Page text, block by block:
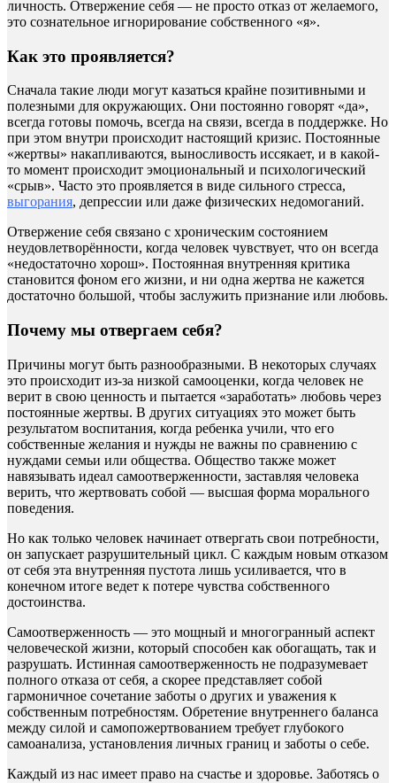
личность. Отвержение себя — не просто отказ от желаемого,
это сознательное игнорирование собственного «я».
Как это проявляется?
Сначала такие люди могут казаться крайне позитивными и
полезными для окружающих. Они постоянно говорят «да»,
всегда готовы помочь, всегда на связи, всегда в поддержке. Но
при этом внутри происходит настоящий кризис. Постоянные
«жертвы» накапливаются, выносливость иссякает, и в какой-
то момент происходит эмоциональный и психологический
«срыв». Часто это проявляется в виде сильного стресса,
выгорания, депрессии или даже физических недомоганий.
Отвержение себя связано с хроническим состоянием
неудовлетворённости, когда человек чувствует, что он всегда
«недостаточно хорош». Постоянная внутренняя критика
становится фоном его жизни, и ни одна жертва не кажется
достаточно большой, чтобы заслужить признание или любовь.
Почему мы отвергаем себя?
Причины могут быть разнообразными. В некоторых случаях
это происходит из-за низкой самооценки, когда человек не
верит в свою ценность и пытается «заработать» любовь через
постоянные жертвы. В других ситуациях это может быть
результатом воспитания, когда ребенка учили, что его
собственные желания и нужды не важны по сравнению с
нуждами семьи или общества. Общество также может
навязывать идеал самоотверженности, заставляя человека
верить, что жертвовать собой — высшая форма морального
поведения.
Но как только человек начинает отвергать свои потребности,
он запускает разрушительный цикл. С каждым новым отказом
от себя эта внутренняя пустота лишь усиливается, что в
конечном итоге ведет к потере чувства собственного
достоинства.
Самоотверженность — это мощный и многогранный аспект
человеческой жизни, который способен как обогащать, так и
разрушать. Истинная самоотверженность не подразумевает
полного отказа от себя, а скорее представляет собой
гармоничное сочетание заботы о других и уважения к
собственным потребностям. Обретение внутреннего баланса
между силой и самопожертвованием требует глубокого
самоанализа, установления личных границ и заботы о себе.
Каждый из нас имеет право на счастье и здоровье. Заботясь о